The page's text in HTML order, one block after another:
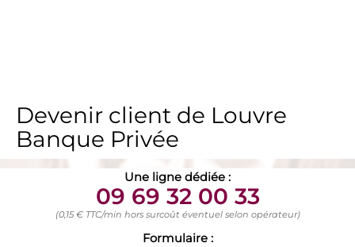
Devenir client de Louvre
Banque Privée
Une ligne dédiée :
09 69 32 00 33
(0,15 € TTC/min hors surcoût éventuel selon opérateur)
Formulaire :